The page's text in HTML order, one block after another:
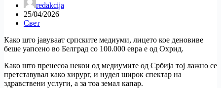
redakcija
25/04/2026
Свет
Како што јавуваат српските медиуми, лицето кое деновиве
беше уапсено во Белград со 100.000 евра е од Охрид.
Како што пренесоа некои од медиумите од Србија тој лажно се
претставувал како хирург, и нудел широк спектар на
здравствени услуги, а за тоа земал капар.